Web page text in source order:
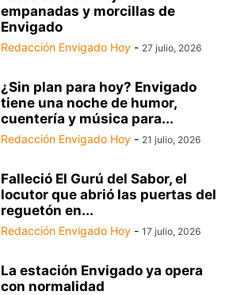
empanadas y morcillas de
Envigado
Redacción Envigado Hoy - 27 julio, 2026
¿Sin plan para hoy? Envigado
tiene una noche de humor,
cuentería y música para...
Redacción Envigado Hoy - 21 julio, 2026
Falleció El Gurú del Sabor, el
locutor que abrió las puertas del
reguetón en...
Redacción Envigado Hoy - 17 julio, 2026
La estación Envigado ya opera
con normalidad